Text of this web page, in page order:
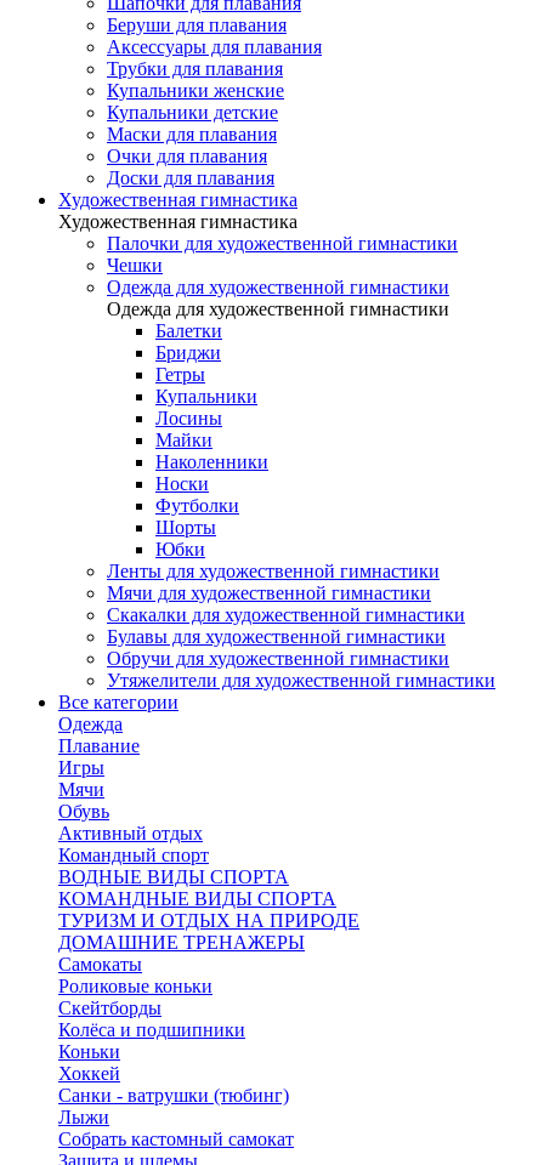
Беруши для плавания
Аксессуары для плавания
Трубки для плавания
Купальники женские
Купальники детские
Маски для плавания
Очки для плавания
Доски для плавания
Художественная гимнастика
Художественная гимнастика
Палочки для художественной гимнастики
Чешки
Одежда для художественной гимнастики
Одежда для художественной гимнастики
Балетки
Бриджи
Гетры
Купальники
Лосины
Майки
Наколенники
Носки
Футболки
Шорты
Юбки
Ленты для художественной гимнастики
Мячи для художественной гимнастики
Скакалки для художественной гимнастики
Булавы для художественной гимнастики
Обручи для художественной гимнастики
Утяжелители для художественной гимнастики
Все категории
Одежда
Плавание
Игры
Мячи
Обувь
Активный отдых
Командный спорт
ВОДНЫЕ ВИДЫ СПОРТА
КОМАНДНЫЕ ВИДЫ СПОРТА
ТУРИЗМ И ОТДЫХ НА ПРИРОДЕ
ДОМАШНИЕ ТРЕНАЖЕРЫ
Самокаты
Роликовые коньки
Скейтборды
Колёса и подшипники
Коньки
Хоккей
Санки - ватрушки (тюбинг)
Лыжи
Собрать кастомный самокат
Защита и шлемы